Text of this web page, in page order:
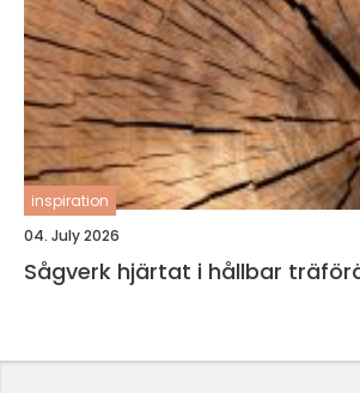
inspiration
04. July 2026
Sågverk hjärtat i hållbar